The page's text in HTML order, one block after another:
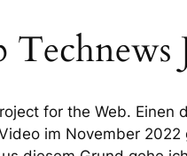
for the Web. Einen
im November 2022